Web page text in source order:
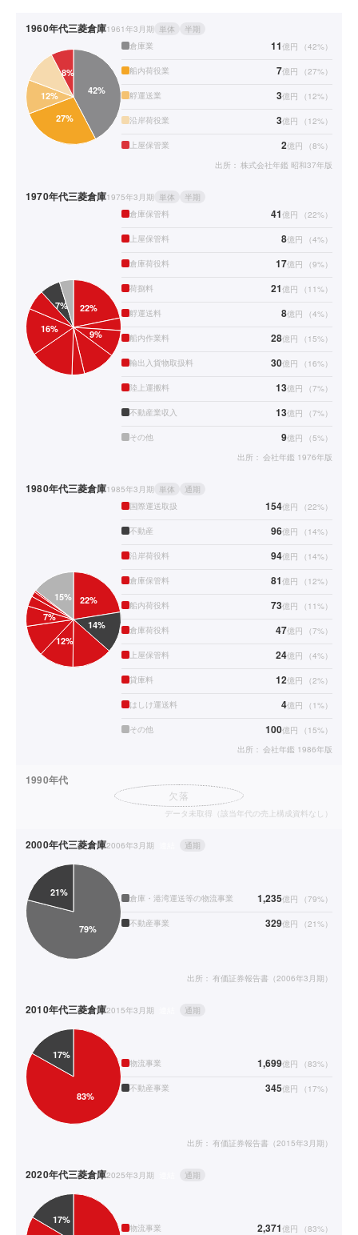
1960年代三菱倉庫1961年3月期 単体
半期
倉庫業
11億円 （42%）
船内荷役業 7億円 （27%）
艀運送業 3億円 （ 12%）
沿岸荷役業 3億円 （ 12%）
上屋保管業 2億円 （8%）
出所： 株式会社年鑑 昭和37年版
1970年代三菱倉庫1975年3月期 単体
半期
倉庫保管料
41億円 （22%）
上屋保管料 8億円 （4%）
倉庫荷役料 17億円 （9%）
荷捌料 21億円 （ 11%）
艀運送料 8億円 （4%）
船内作業料 28億円 （ 15%）
輸出入貨物取扱料 30億円 （ 16%）
陸上運搬料 13億円 （7%）
不動産業収入 13億円 （7%）
その他 9億円 （5%）
出所： 会社年鑑 1976年版
1980年代三菱倉庫1985年3月期 単体
通期
国際運送取扱
154億円 （22%）
不動産 96億円 （ 14%）
沿岸荷役料 94億円 （ 14%）
倉庫保管料 81億円 （ 12%）
船内荷役料 73億円 （ 11%）
倉庫荷役料 47億円 （7%）
上屋保管料 24億円 （4%）
貸庫料 12億円 （2%）
はしけ運送料 4億円 （ 1%）
その他 100億円 （ 15%）
出所： 会社年鑑 1986年版
1990年代
欠落
データ未取得（該当年代の売上構成資料なし）
2000年代三菱倉庫2006年3月期 通期
倉庫・港湾運送等の物流事業 1,235億円 （79%）
不動産事業 329億円 （21%）
出所： 有価証券報告書（2006年3月期）
2010年代三菱倉庫2015年3月期 通期
物流事業 1,699億円 （83%）
不動産事業 345億円 （ 17%）
出所： 有価証券報告書（2015年3月期）
2020年代三菱倉庫2025年3月期 通期
物流事業 2,371億円 （83%）